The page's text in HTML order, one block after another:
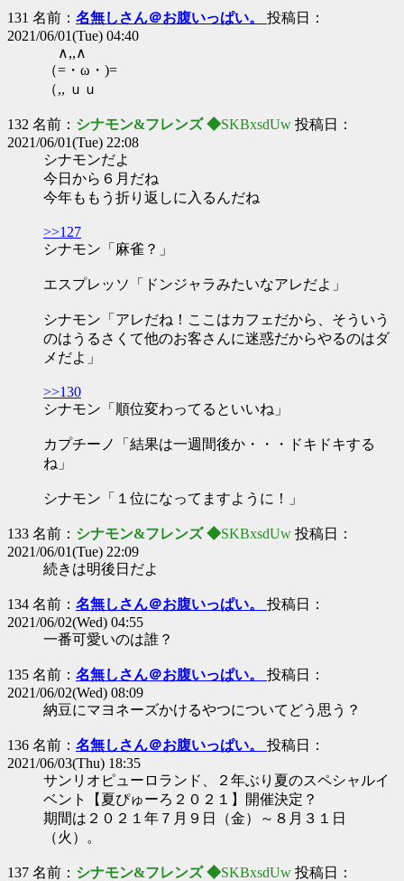
131 名前： 名無しさん＠お腹いっぱい。 投稿日：
2021/06/01(Tue) 04:40
∧,,∧
（=・ω・)=
（,, ｕｕ
132 名前： シナモン&フレンズ ◆SKBxsdUw 投稿日：
2021/06/01(Tue) 22:08
シナモンだよ
今日から６月だね
今年ももう折り返しに入るんだね
>>127
シナモン「麻雀？」
エスプレッソ「ドンジャラみたいなアレだよ」
シナモン「アレだね！ここはカフェだから、そういう
のはうるさくて他のお客さんに迷惑だからやるのはダ
メだよ」
>>130
シナモン「順位変わってるといいね」
カプチーノ「結果は一週間後か・・・ドキドキする
ね」
シナモン「１位になってますように！」
133 名前： シナモン&フレンズ ◆SKBxsdUw 投稿日：
2021/06/01(Tue) 22:09
続きは明後日だよ
134 名前： 名無しさん＠お腹いっぱい。 投稿日：
2021/06/02(Wed) 04:55
一番可愛いのは誰？
135 名前： 名無しさん＠お腹いっぱい。 投稿日：
2021/06/02(Wed) 08:09
納豆にマヨネーズかけるやつについてどう思う？
136 名前： 名無しさん＠お腹いっぱい。 投稿日：
2021/06/03(Thu) 18:35
サンリオピューロランド、２年ぶり夏のスペシャルイ
ベント【夏ぴゅーろ２０２１】開催決定？
期間は２０２１年７月９日（金）～８月３１日
（火）。
137 名前： シナモン&フレンズ ◆SKBxsdUw 投稿日：